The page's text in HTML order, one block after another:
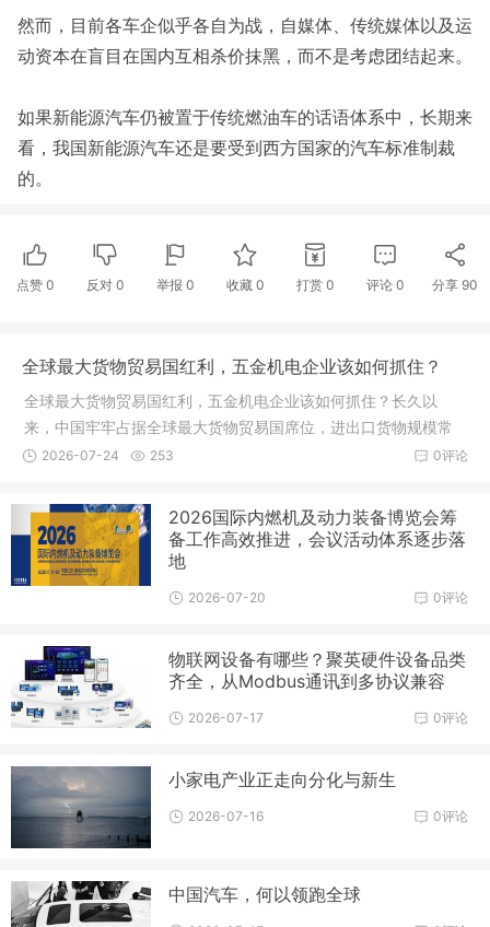
然而，目前各车企似乎各自为战，自媒体、传统媒体以及运
动资本在盲目在国内互相杀价抹黑，而不是考虑团结起来。
如果新能源汽车仍被置于传统燃油车的话语体系中，长期来
看，我国新能源汽车还是要受到西方国家的汽车标准制裁
的。
点赞 0 反对 0 举报 0 收藏 0 打赏 0 评论 0 分享 90
全球最大货物贸易国红利，五金机电企业该如何抓住？
全球最大货物贸易国红利，五金机电企业该如何抓住？长久以
来，中国牢牢占据全球最大货物贸易国席位，进出口货物规模常
年稳居世界首位，完整且成熟的制造业产业链，是支撑这份亮眼
0评论
2026-07-24 253
2026国际内燃机及动力装备博览会筹
备工作高效推进，会议活动体系逐步落
地
0评论
2026-07-20
物联网设备有哪些？聚英硬件设备品类
齐全，从Modbus通讯到多协议兼容
0评论
2026-07-17
小家电产业正走向分化与新生
0评论
2026-07-16
中国汽车，何以领跑全球